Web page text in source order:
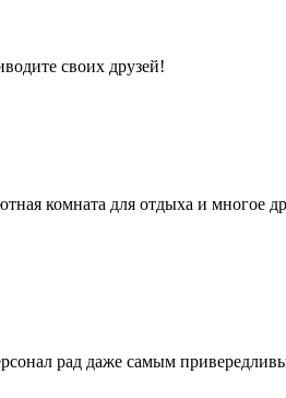
своих друзей!
комната для отдыха и многое
рад даже самым